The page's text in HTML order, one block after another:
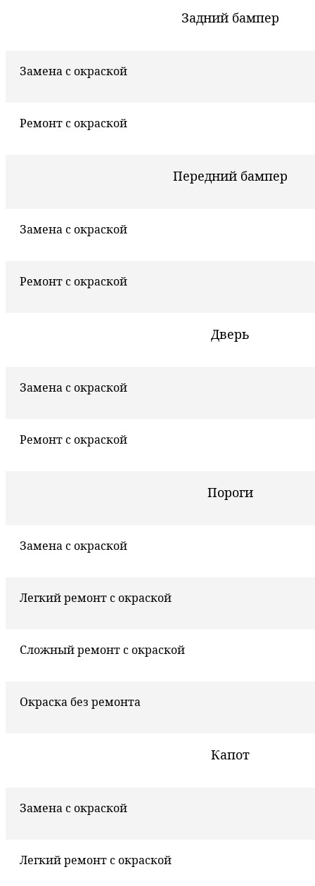
Задний бампер
Замена с окраской
Ремонт с окраской
Передний бампер
Замена с окраской
Ремонт с окраской
Дверь
Замена с окраской
Ремонт с окраской
Пороги
Замена с окраской
Легкий ремонт с окраской
Сложный ремонт с окраской
Окраска без ремонта
Капот
Замена с окраской
Легкий ремонт с окраской